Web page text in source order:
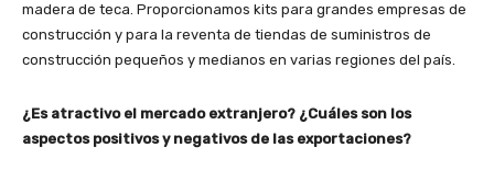
madera de teca. Proporcionamos kits para grandes empresas de
construcción y para la reventa de tiendas de suministros de
construcción pequeños y medianos en varias regiones del país.
¿Es atractivo el mercado extranjero? ¿Cuáles son los
aspectos positivos y negativos de las exportaciones?